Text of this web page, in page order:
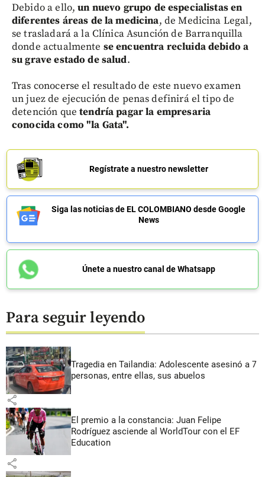
Debido a ello,un nuevo grupo de especialistas en
diferentes áreas de la medicina, de Medicina Legal,
se trasladará a la Clínica Asunción de Barranquilla
donde actualmente se encuentra recluida debido a
su grave estado de salud.
Tras conocerse el resultado de este nuevo examen
un juez de ejecución de penas definirá el tipo de
detención quetendría pagar la empresaria
conocida como "la Gata".
Regístrate a nuestro newsletter
Siga las noticias de EL COLOMBIANO desde Google
News
Únete a nuestro canal de Whatsapp
Para seguir leyendo
Tragedia en Tailandia: Adolescente asesinó a 7
personas, entre ellas, sus abuelos
share
El premio a la constancia: Juan Felipe
Rodríguez asciende al WorldTour con el EF
Education
share